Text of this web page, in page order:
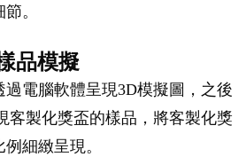
。
品模擬
電腦軟體呈現3D模擬圖，之後
客製化獎盃的樣品，將客製化獎
細緻呈現。